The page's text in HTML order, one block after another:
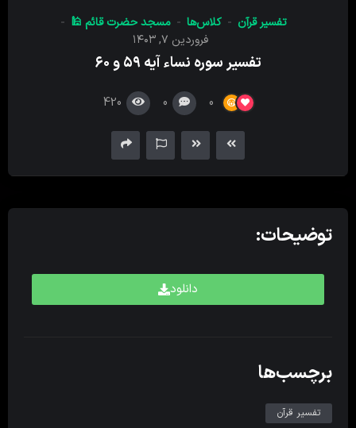
تفسیر قرآن کلاس‌ها
مسجد حضرت قائم 🕌
فروردین ۷, ۱۴۰۳
تفسیر سوره نساء آیه ۵۹ و ۶۰
0
0
420
توضیحات:
دانلود
برچسب‌ها
تفسیر قرآن